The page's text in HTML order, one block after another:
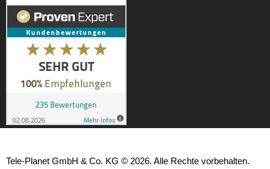
Tele-Planet GmbH & Co. KG © 2026. Alle Rechte vorbehalten.